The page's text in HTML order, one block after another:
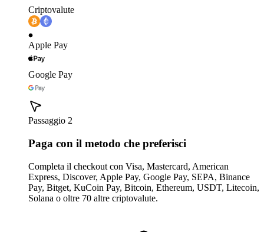
Criptovalute
Apple Pay
Google Pay
Passaggio 2
Paga con il metodo che preferisci
Completa il checkout con Visa, Mastercard, American
Express, Discover, Apple Pay, Google Pay, SEPA, Binance
Pay, Bitget, KuCoin Pay, Bitcoin, Ethereum, USDT, Litecoin,
Solana o oltre 70 altre criptovalute.